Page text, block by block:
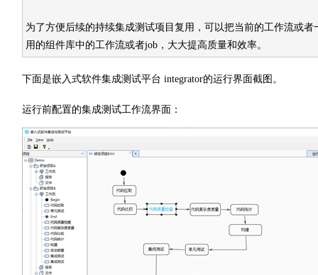
为了方便后续的持续集成测试项目复用，可以把当前的工作流或
用的组件库中的工作流或者job，大大提高质量和效率。
下面是嵌入式软件集成测试平台 integrator的运行界面截图。
运行前配置的集成测试工作流界面：